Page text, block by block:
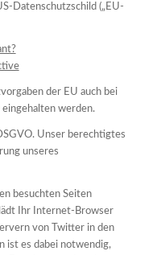
Datenschutzschild („EU-
der EU auch bei
werden.
Unser berechtigtes
unseres
besuchten Seiten
Ihr Internet-Browser
von Twitter in den
ist es dabei notwendig,